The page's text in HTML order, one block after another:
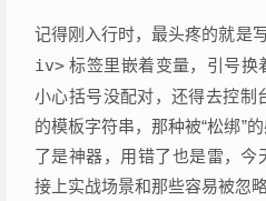
记得刚入行时，最头疼的就是
iv> 标签里嵌着变量，引号换
小心括号没配对，还得去控制
的模板字符串，那种被“松绑”
了是神器，用错了也是雷，今
接上实战场景和那些容易被忽略